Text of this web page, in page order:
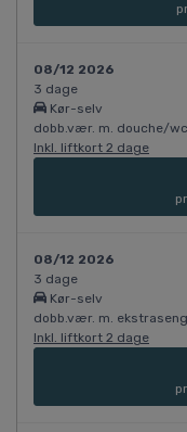
08/12 2026
3 dage
Kør-selv
dobb.vær. m. douche/
Inkl. liftkort 2 dage
08/12 2026
3 dage
Kør-selv
dobb.vær. m.
Inkl. liftkort 2 dage